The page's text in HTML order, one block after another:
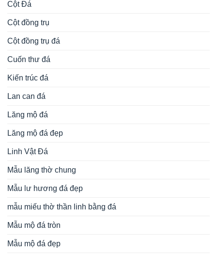
Cột Đá
Cột đồng trụ
Cột đồng trụ đá
Cuốn thư đá
Kiến trúc đá
Lan can đá
Lăng mộ đá
Lăng mộ đá đẹp
Linh Vật Đá
Mẫu lăng thờ chung
Mẫu lư hương đá đẹp
mẫu miếu thờ thần linh bằng đá
Mẫu mộ đá tròn
Mẫu mộ đá đẹp